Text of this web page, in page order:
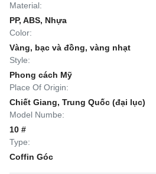
Material:
PP, ABS, Nhựa
Color:
Vàng, bạc và đồng, vàng nhạt
Style:
Phong cách Mỹ
Place Of Origin:
Chiết Giang, Trung Quốc (đại lục)
Model Numbe:
10 #
Type:
Coffin Góc